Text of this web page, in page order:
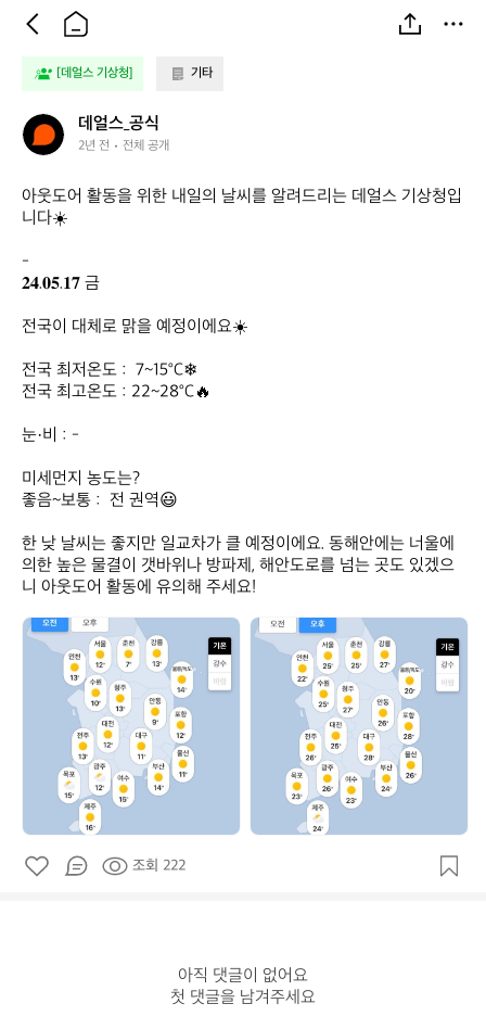
[데얼스 기상청] 기타
데
얼
_
공
식
데얼스_공식
2년 전 전체 공개
아웃도어 활동을 위한 내일의 날씨를 알려드리는 데얼스 기상청입
니다☀️
-
𝟐𝟒.𝟎𝟓.𝟏𝟕 금
전국이 대체로 맑을 예정이에요☀️
전국 최저온도 :  7~15°C❄
전국 최고온도 : 22~28°C🔥
눈·비 : -
미세먼지 농도는?
좋음~보통 :  전 권역😃
한 낮 날씨는 좋지만 일교차가 클 예정이에요. 동해안에는 너울에
의한 높은 물결이 갯바위나 방파제, 해안도로를 넘는 곳도 있겠으
니 아웃도어 활동에 유의해 주세요!
데
데
조회 222
아직 댓글이 없어요
첫 댓글을 남겨주세요